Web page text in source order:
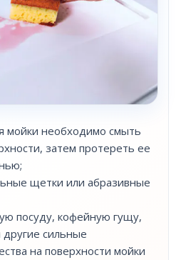
мойки необходимо смыть
затем протереть ее
щетки или абразивные
посуду, кофейную гущу,
сильные
на поверхности мойки